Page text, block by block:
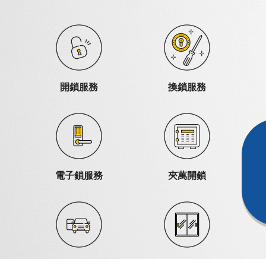
開鎖服務 換鎖服務
電子鎖服務 夾萬開鎖